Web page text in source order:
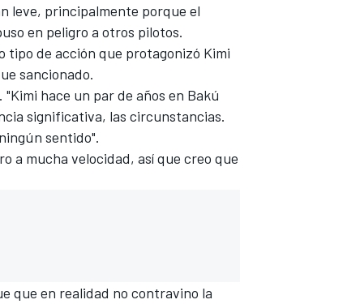
leve, principalmente porque el
en peligro a otros pilotos.
tipo de acción que protagonizó Kimi
sancionado.
. "Kimi hace un par de años en Bakú
significativa, las circunstancias.
sentido".
a mucha velocidad, así que creo que
que en realidad no contravino la